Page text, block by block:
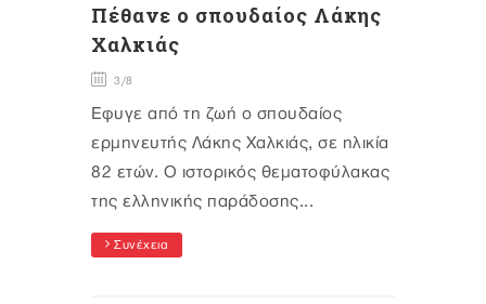
Πέθανε ο σπουδαίος Λάκης
Χαλκιάς
3/8
Έφυγε από τη ζωή ο σπουδαίος
ερμηνευτής Λάκης Χαλκιάς, σε ηλικία
82 ετών. Ο ιστορικός θεματοφύλακας
της ελληνικής παράδοσης...
Συνέχεια